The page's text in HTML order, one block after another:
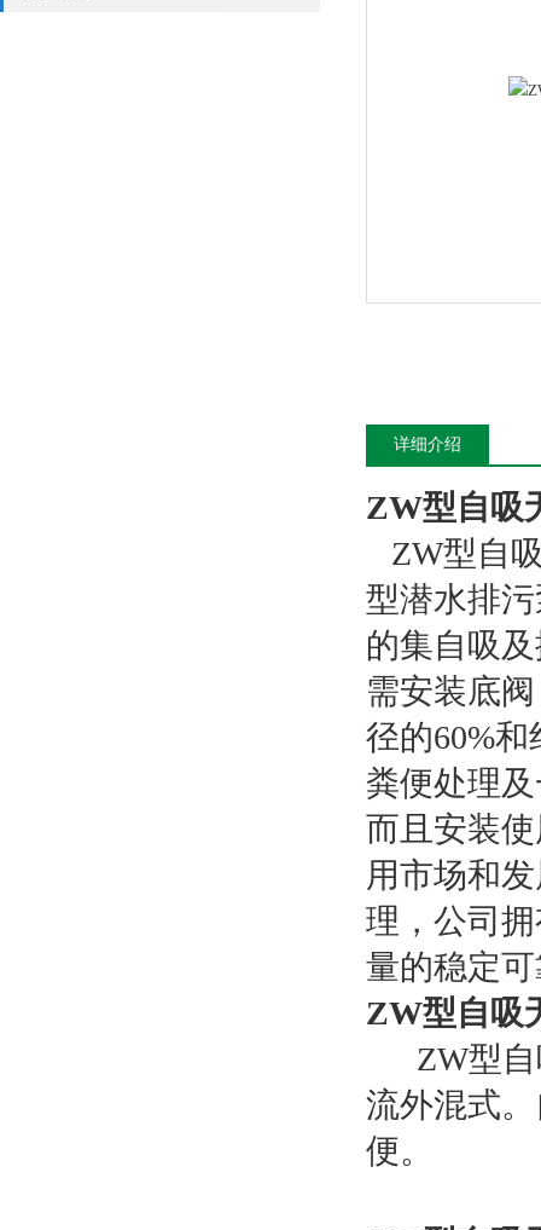
详细介绍
ZW型自吸
ZW型自
型潜水排
的集自吸
需安装底
径的60%
粪便处理
而且安装
用市场和
理，公司
量的稳定
ZW型自吸
ZW型自
流外混式
便。